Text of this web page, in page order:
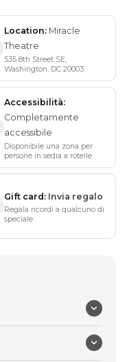
Location Miracle
Theatre
535 8th Street SE,
Washington, DC 20003
Accessibilità
Completamente
accessibile
Disponibile una zona per
persone in sedia a rotelle
Gift card Invia regalo
Regala ricordi a qualcuno di
speciale